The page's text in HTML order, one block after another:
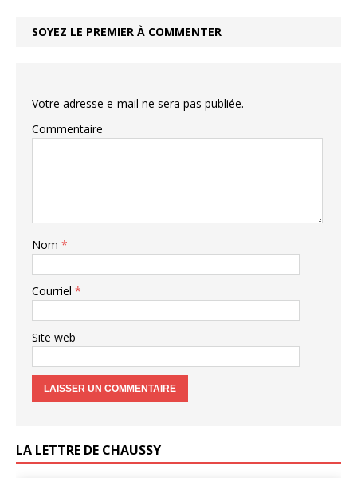
SOYEZ LE PREMIER À COMMENTER
Votre adresse e-mail ne sera pas publiée.
Commentaire
Nom *
Courriel *
Site web
LA LETTRE DE CHAUSSY